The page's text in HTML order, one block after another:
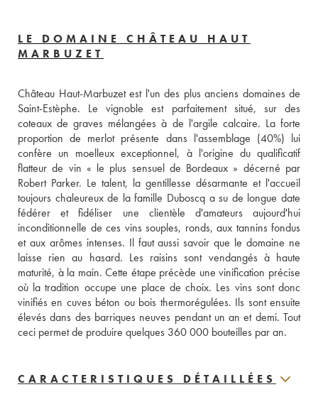
LE DOMAINE CHÂTEAU HAUT
MARBUZET
Château Haut-Marbuzet est l'un des plus anciens domaines de
Saint-Estèphe. Le vignoble est parfaitement situé, sur des
coteaux de graves mélangées à de l'argile calcaire. La forte
proportion de merlot présente dans l'assemblage (40%) lui
confère un moelleux exceptionnel, à l'origine du qualificatif
flatteur de vin « le plus sensuel de Bordeaux » décerné par
Robert Parker. Le talent, la gentillesse désarmante et l'accueil
toujours chaleureux de la famille Duboscq a su de longue date
fédérer et fidéliser une clientèle d'amateurs aujourd'hui
inconditionnelle de ces vins souples, ronds, aux tannins fondus
et aux arômes intenses. Il faut aussi savoir que le domaine ne
laisse rien au hasard. Les raisins sont vendangés à haute
maturité, à la main. Cette étape précède une vinification précise
où la tradition occupe une place de choix. Les vins sont donc
vinifiés en cuves béton ou bois thermorégulées. Ils sont ensuite
élevés dans des barriques neuves pendant un an et demi. Tout
ceci permet de produire quelques 360 000 bouteilles par an.
CARACTERISTIQUES DÉTAILLÉES